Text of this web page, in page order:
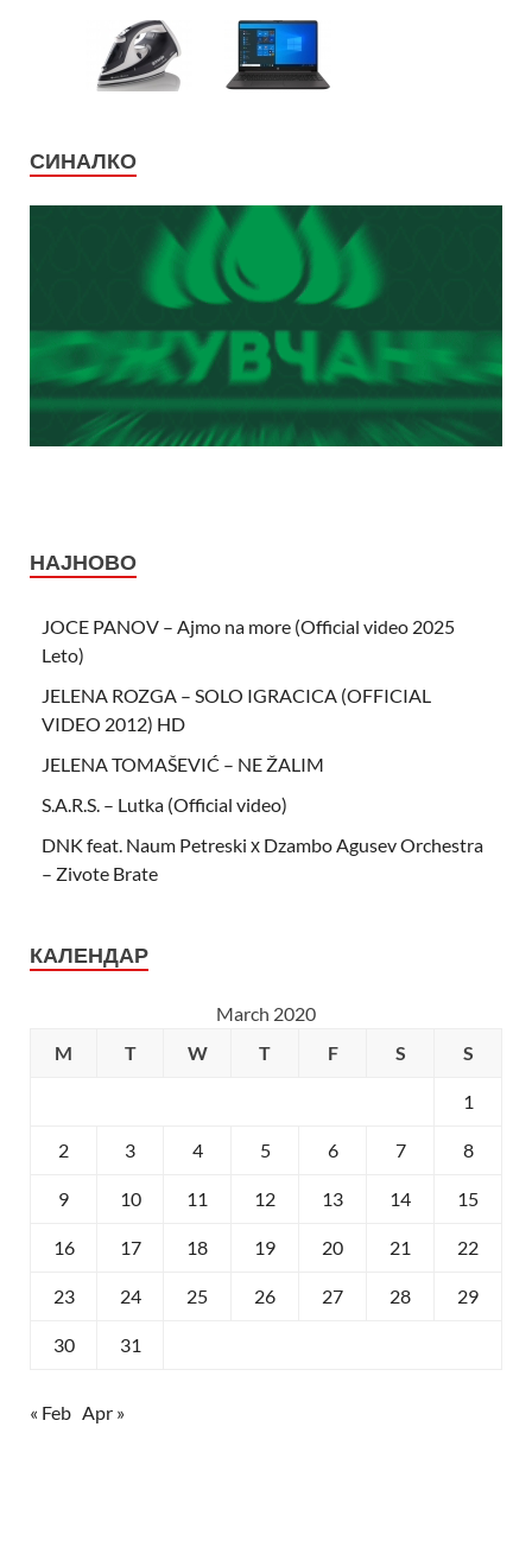
СИНАЛКО
НАЈНОВО
JOCE PANOV – Ajmo na more (Official video 2025
Leto)
JELENA ROZGA – SOLO IGRACICA (OFFICIAL
VIDEO 2012) HD
JELENA TOMAŠEVIĆ – NE ŽALIM
S.A.R.S. – Lutka (Official video)
DNK feat. Naum Petreski х Dzambo Agusev Orchestra
– Zivote Brate
КАЛЕНДАР
March 2020
M
T W T F S S
1
2 3 4 5 6 7 8
9 10 11 12 13 14 15
16 17 18 19 20 21 22
23 24 25 26 27 28 29
30 31
« Feb Apr »